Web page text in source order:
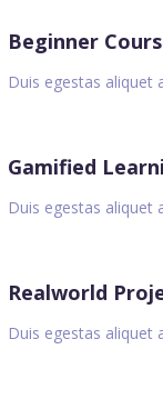
Beginner
Duis egestas aliquet
Gamified
Duis egestas aliquet
Realworld
Duis egestas aliquet